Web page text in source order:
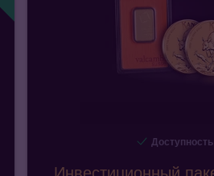
Доступность